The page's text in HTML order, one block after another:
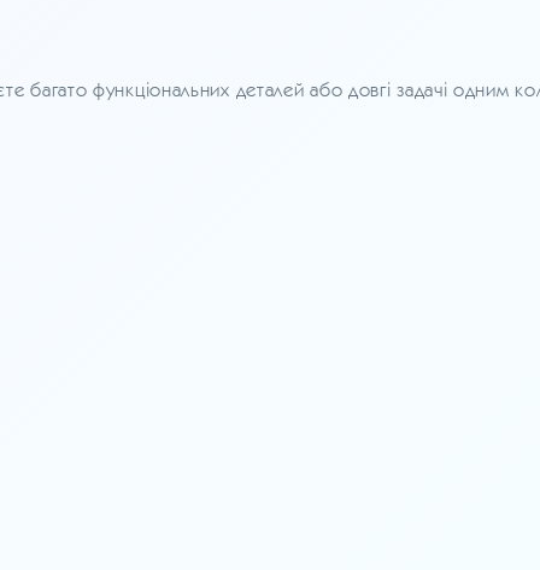
багато функціональних деталей або довгі задачі одним